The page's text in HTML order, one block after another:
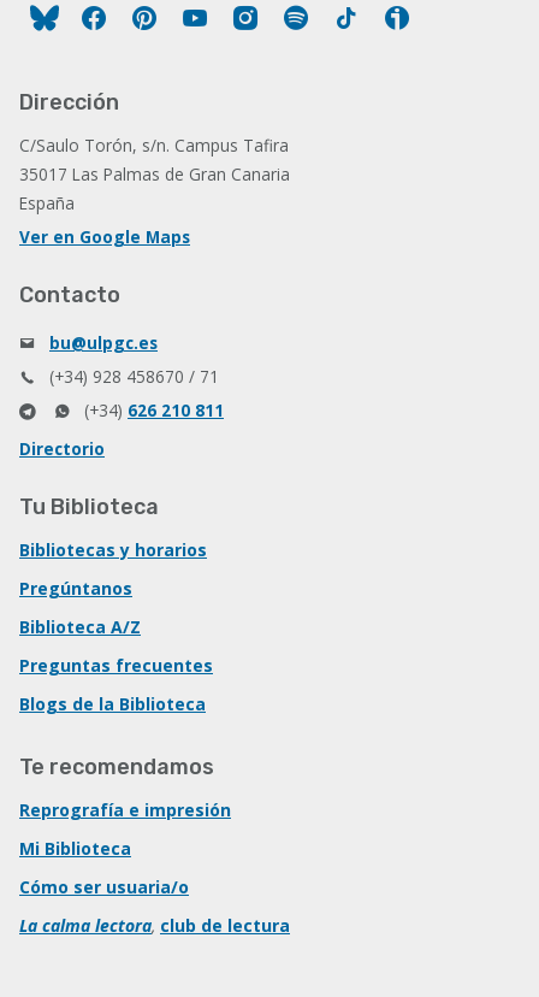
FacebookPinterestYouTubeInstagram
Spotify Tiktok
Dirección
C/Saulo Torón, s/n. Campus Tafira
35017 Las Palmas de Gran Canaria
España
Ver en Google Maps
Contacto
bu@ulpgc.es
(+34) 928 458670 / 71
(+34) 626 210 811
Directorio
Tu Biblioteca
Bibliotecas y horarios
Pregúntanos
Biblioteca A/Z
Preguntas frecuentes
Blogs de la Biblioteca
Te recomendamos
Reprografía e impresión
Mi Biblioteca
Cómo ser usuaria/o
La calma lectora, club de lectura